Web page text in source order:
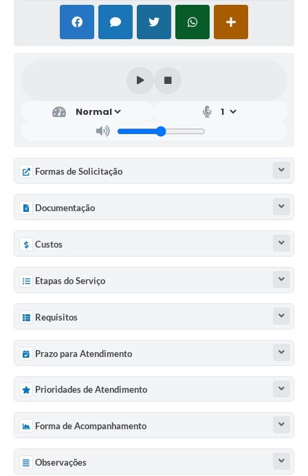
Formas de Solicitação
Documentação
Custos
Etapas do Serviço
Requisitos
Prazo para Atendimento
Prioridades de Atendimento
Forma de Acompanhamento
Observações